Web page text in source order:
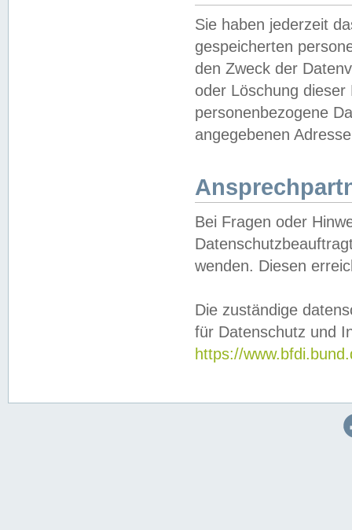
Sie haben jederzeit
gespeicherten
den Zweck der
oder Löschung
personenbezogene
angegebenen
Bei Fragen oder
wenden. Diesen
Die zuständige
für Datenschutz und
https://